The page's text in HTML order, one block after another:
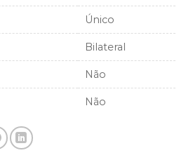
Único
Bilateral
Não
Não